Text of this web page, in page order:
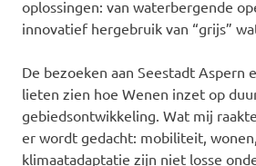
oplossingen: van waterbergende
innovatief hergebruik van “grijs”
De bezoeken aan Seestadt Aspern
lieten zien hoe Wenen inzet op
gebiedsontwikkeling. Wat mij
er wordt gedacht: mobiliteit,
klimaatadaptatie zijn niet losse